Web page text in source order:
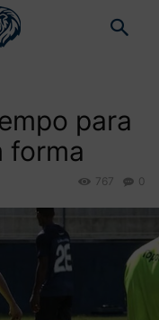
para
forma
0
767